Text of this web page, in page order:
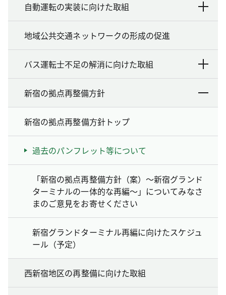
自動運転の実装に向けた取組
地域公共交通ネットワークの形成の促進
バス運転士不足の解消に向けた取組
新宿の拠点再整備方針
新宿の拠点再整備方針トップ
過去のパンフレット等について
「新宿の拠点再整備方針（案）～新宿グランド
ターミナルの一体的な再編～」についてみなさ
まのご意見をお寄せください
新宿グランドターミナル再編に向けたスケジュ
ール（予定）
西新宿地区の再整備に向けた取組